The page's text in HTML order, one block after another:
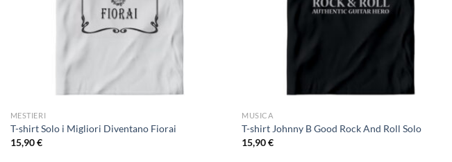
MESTIERI
T-shirt Solo i Migliori Diventano Fiorai
15,90€
MUSICA
T-shirt Johnny B Good Rock And Roll Solo
15,90€